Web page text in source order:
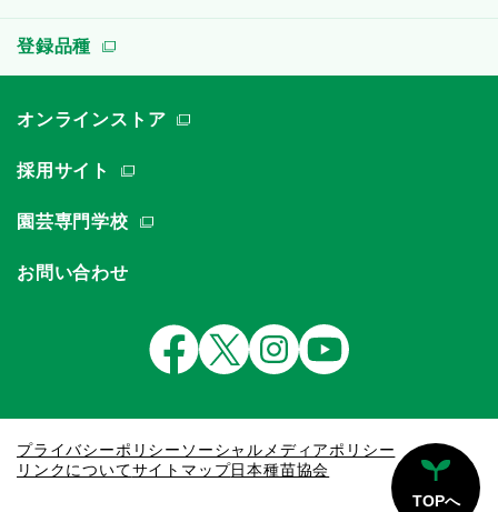
登録品種
オンラインストア
採用サイト
園芸専門学校
お問い合わせ
プライバシーポリシー ソーシャルメディアポリシー
リンクについてサイトマップ日本種苗協会
TOPへ